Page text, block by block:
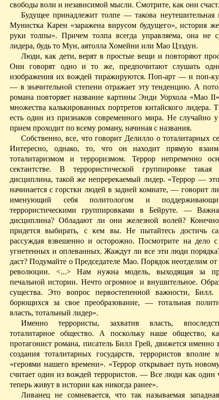
свободы воли и независимой мысли. Смотрите, как они
Будущее принадлежит толпе — такова
Мунистка Карен «заражена вирусом будущего», история
руки толпы». Причем толпа всегда управляема, она не
лидера, будь то Мун, аятолла Хомейни или Мао Цзэдун.
Люди, как дети, верят в простые вещи и повторяют
Они говорят одно и то же, предпочитают слушать
изображения их вождей тиражируются. Поп-арт — и поп-
— в значительной степени отражает эту тенденцию. А
романа повторяет название картины Энди Уорхола «Мао
множества калькированных портретов китайского лидера.
есть один из признаков современного мира. Не случайно
прием проходит по всему роману, начиная с названия.
Собственно, все, что говоритДелилло о тоталитарных
Интересно, однако, то, что он находит прямую
тоталитаризмом и терроризмом. Террор непременно
сектантстве. В террористической группировке
дисциплина, такой же непререкаемый лидер. «Террор — это
начинается с горстки людей в задней комнате, — говорит
именующий себя политологом и
террористическими группировками в Бейруте. —
дисциплина? Обладают ли они железной волей?
придется выбирать, с кем вы. Не пытайтесь достичь
рассуждая взвешенно и осторожно. Посмотрите на дело
угнетенных и оплеванных. Жаждут ли все эти люди
даст? Подумайте о Председателе Мао. Порядок неотделим
революции. <...> Нам нужна модель, выходящая за
печальной истории. Нечто огромное и внушительное.
существа. Это вопрос первостепенной важности,
борющихся за свое преобразование, — тотальная
власть, тотальный лидер».
Именно террористы, захватив власть,
тоталитарное общество. А поскольку наше общество,
протагонист романа, писатель Билл Грей, движется именно
создания тоталитарных государств, террористов вполне
«героями нашего времени». «Террор открывает путь
считает один из вождей террористов. — Все люди как один
теперь живут в истории как никогда ранее».
Ливанец не сомневается, что так называемая